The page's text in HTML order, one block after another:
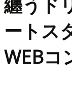
ートス
WEBコ